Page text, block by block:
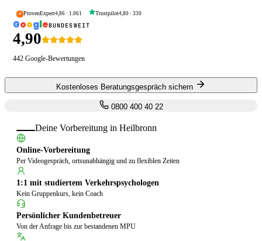
✓ ProvenExpert4,86 · 1.061 Trustpilot4,80· 330
GoogleBUNDESWEIT
4,90
442 Google-Bewertungen
Kostenloses Beratungsgespräch sichern
0800 400 40 22
Deine Vorbereitung in Heilbronn
Online-Vorbereitung
Per Videogespräch, ortsunabhängig und zu flexiblen Zeiten
1:1 mit studiertem Verkehrspsychologen
Kein Gruppenkurs, kein Coach
Persönlicher Kundenbetreuer
Von der Anfrage bis zur bestandenen MPU